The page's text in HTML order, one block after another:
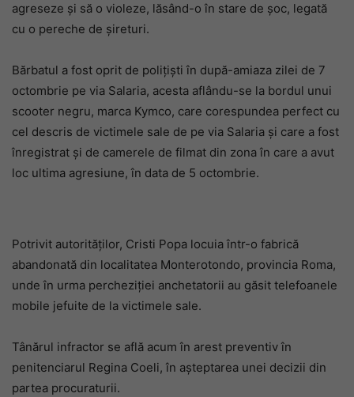
agreseze și să o violeze, lăsând-o în stare de șoc, legată
cu o pereche de șireturi.
Bărbatul a fost oprit de polițiști în după-amiaza zilei de 7
octombrie pe via Salaria, acesta aflându-se la bordul unui
scooter negru, marca Kymco, care corespundea perfect cu
cel descris de victimele sale de pe via Salaria și care a fost
înregistrat și de camerele de filmat din zona în care a avut
loc ultima agresiune, în data de 5 octombrie.
Potrivit autorităților, Cristi Popa locuia într-o fabrică
abandonată din localitatea Monterotondo, provincia Roma,
unde în urma percheziției anchetatorii au găsit telefoanele
mobile jefuite de la victimele sale.
Tânărul infractor se află acum în arest preventiv în
penitenciarul Regina Coeli, în așteptarea unei decizii din
partea procuraturii.